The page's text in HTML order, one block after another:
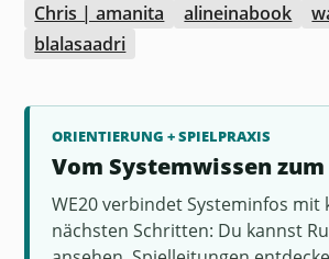
Chris | amanita
alineinabook
blalasaadri
ORIENTIERUNG + SPIELPRAXIS
Vom Systemwissen
WE20 verbindet Systeminfos mit
nächsten Schritten: Du kannst